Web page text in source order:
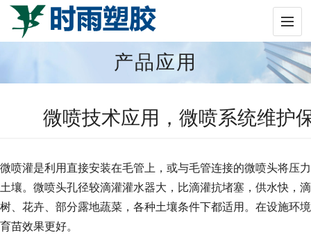
产品应用
微喷技术应用，微喷系统维护
微喷灌是利用直接安装在毛管上，或与毛管连接的微喷头将压
土壤。微喷头孔径较滴灌灌水器大，比滴灌抗堵塞，供水快，
树、花卉、部分露地蔬菜，各种土壤条件下都适用。在设施环
育苗效果更好。